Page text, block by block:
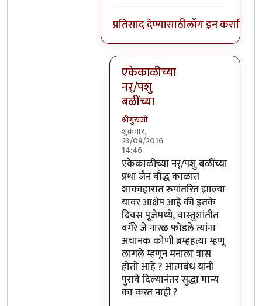
प्रतिसाद देण्यासाठीलॉग इन कराकिंवा
एकेकाळीच्या
नर्/पशु
बळींच्या
श्रीगुरुजी
शुक्रवार,
23/09/2016
14:46
In reply toसाहेब,byअप्पा जोगळेकर
एकेकाळीच्या नर्/पशु बळींच्या
प्रथा जैन बौद्ध काळात
शाकाहारात रुपांतरित झाल्या
यावर आक्षेप आहे की इतके
दिवस पूजेमध्ये, वास्तुशांतीत
वगैरे जे नारळ फोडले त्यांना
अचानक कोणी ब्रम्हहत्या म्हणू
लागले म्हणून मनाला त्रास
होतो आहे ? आत्मबंध यांनी
पुरावे दिल्यानंतर सुद्धा मान्य
का करत नाही ?